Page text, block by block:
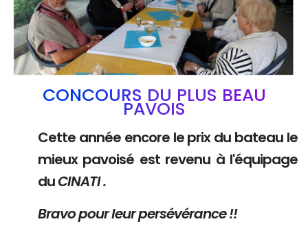
CONCOURS DU PLUS BEAU
PAVOIS
Cette année encore le prix du bateau le
mieux pavoisé est revenu à l'équipage
duCINATI .
Bravo pour leur persévérance !!